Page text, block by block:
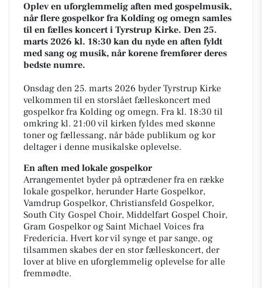
Oplev en uforglemmelig aften med gospelmusik,
når flere gospelkor fra Kolding og omegn samles
til en fælles koncert i Tyrstrup Kirke. Den 25.
marts 2026 kl. 18:30 kan du nyde en aften fyldt
med sang og musik, når korene fremfører deres
bedste numre.
Onsdag den 25. marts 2026 byder Tyrstrup Kirke
velkommen til en storslået fælleskoncert med
gospelkor fra Kolding og omegn. Fra kl. 18:30 til
omkring kl. 21:00 vil kirken fyldes med skønne
toner og fællessang, når både publikum og kor
deltager i denne musikalske oplevelse.
En aften med lokale gospelkor
Arrangementet byder på optrædener fra en række
lokale gospelkor, herunder Harte Gospelkor,
Vamdrup Gospelkor, Christiansfeld Gospelkor,
South City Gospel Choir, Middelfart Gospel Choir,
Gram Gospelkor og Saint Michael Voices fra
Fredericia. Hvert kor vil synge et par sange, og
tilsammen skabes der en stor fælleskoncert, der
lover at blive en uforglemmelig oplevelse for alle
fremmødte.